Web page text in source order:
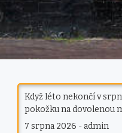
Když léto nekončí v
pokožku na dovolenou
7 srpna 2026 - admin